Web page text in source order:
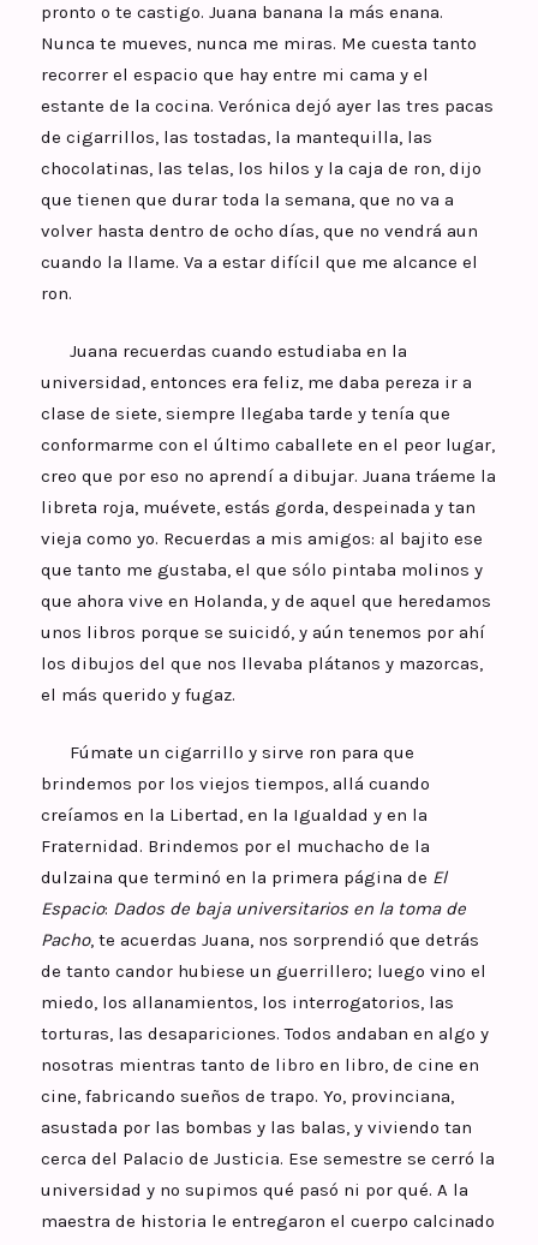
pronto o te castigo. Juana banana la más enana.
Nunca te mueves, nunca me miras. Me cuesta tanto
recorrer el espacio que hay entre mi cama y el
estante de la cocina. Verónica dejó ayer las tres pacas
de cigarrillos, las tostadas, la mantequilla, las
chocolatinas, las telas, los hilos y la caja de ron, dijo
que tienen que durar toda la semana, que no va a
volver hasta dentro de ocho días, que no vendrá aun
cuando la llame. Va a estar difícil que me alcance el
ron.
Juana recuerdas cuando estudiaba en la
universidad, entonces era feliz, me daba pereza ir a
clase de siete, siempre llegaba tarde y tenía que
conformarme con el último caballete en el peor lugar,
creo que por eso no aprendí a dibujar. Juana tráeme la
libreta roja, muévete, estás gorda, despeinada y tan
vieja como yo. Recuerdas a mis amigos: al bajito ese
que tanto me gustaba, el que sólo pintaba molinos y
que ahora vive en Holanda, y de aquel que heredamos
unos libros porque se suicidó, y aún tenemos por ahí
los dibujos del que nos llevaba plátanos y mazorcas,
el más querido y fugaz.
Fúmate un cigarrillo y sirve ron para que
brindemos por los viejos tiempos, allá cuando
creíamos en la Libertad, en la Igualdad y en la
Fraternidad. Brindemos por el muchacho de la
dulzaina que terminó en la primera página de El
Espacio: Dados de baja universitarios en la toma de
Pacho, te acuerdas Juana, nos sorprendió que detrás
de tanto candor hubiese un guerrillero; luego vino el
miedo, los allanamientos, los interrogatorios, las
torturas, las desapariciones. Todos andaban en algo y
nosotras mientras tanto de libro en libro, de cine en
cine, fabricando sueños de trapo. Yo, provinciana,
asustada por las bombas y las balas, y viviendo tan
cerca del Palacio de Justicia. Ese semestre se cerró la
universidad y no supimos qué pasó ni por qué. A la
maestra de historia le entregaron el cuerpo calcinado